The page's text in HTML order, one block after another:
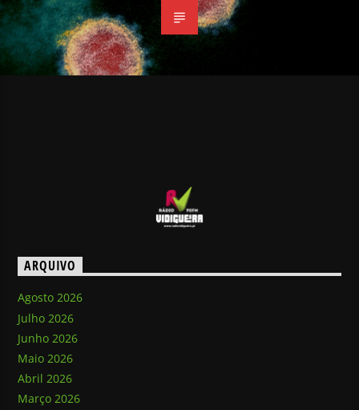
ARQUIVO
Agosto 2026
Julho 2026
Junho 2026
Maio 2026
Abril 2026
Março 2026